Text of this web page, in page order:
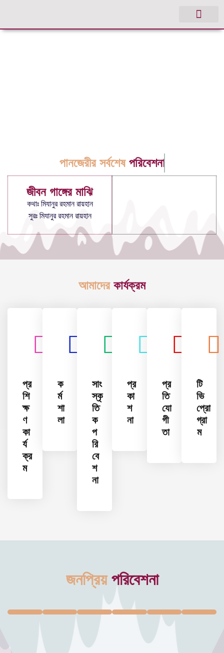
পানজেরীর সর্বশেষ পরিবেশনা
জীবন গাঙ্গের মাঝি
কথাঃ মিযানুর রহমান রায়হান
সুরঃ মিযানুর রহমান রায়হান
আমাদের কার্যক্রম
প্র
শি
ক্ষ
ণ
কা
র্য
ক্র
ম
ক
র্ম
শা
লা
সাং
স্কৃ
তি
ক
প
রি
বে
শ
না
প্র
কা
শ
না
প্র
তি
যো
গী
তা
টি
ভি
প্রো
গ্রা
ম
জনপ্রিয় পরিবেশনা